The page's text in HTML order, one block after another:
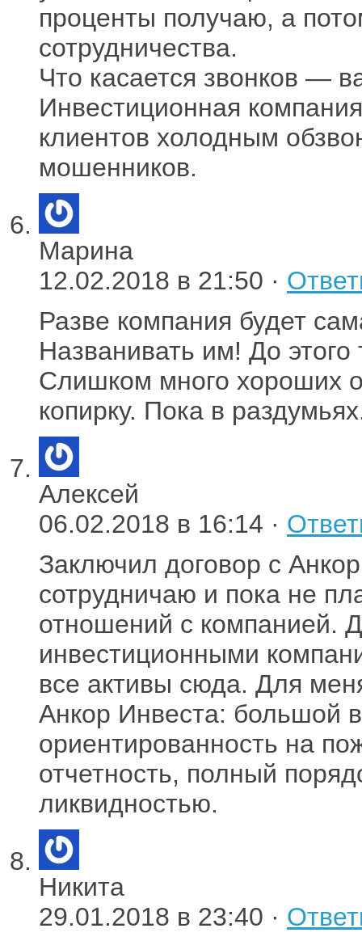
проценты получаю, а
сотрудничества.
Что касается звонков —
Инвестиционная
клиентов холодным
мошенников.
Марина
12.02.2018 в 21:50 ·
Разве компания будет
Названивать им! До
Слишком много хороших
копирку. Пока в
Алексей
06.02.2018 в 16:14 ·
Заключил договор с
сотрудничаю и пока не
отношений с компанией.
инвестиционными
все активы сюда. Для
Анкор Инвеста: большой
ориентированность на
отчетность, полный
ликвидностью.
Никита
29.01.2018 в 23:40 ·